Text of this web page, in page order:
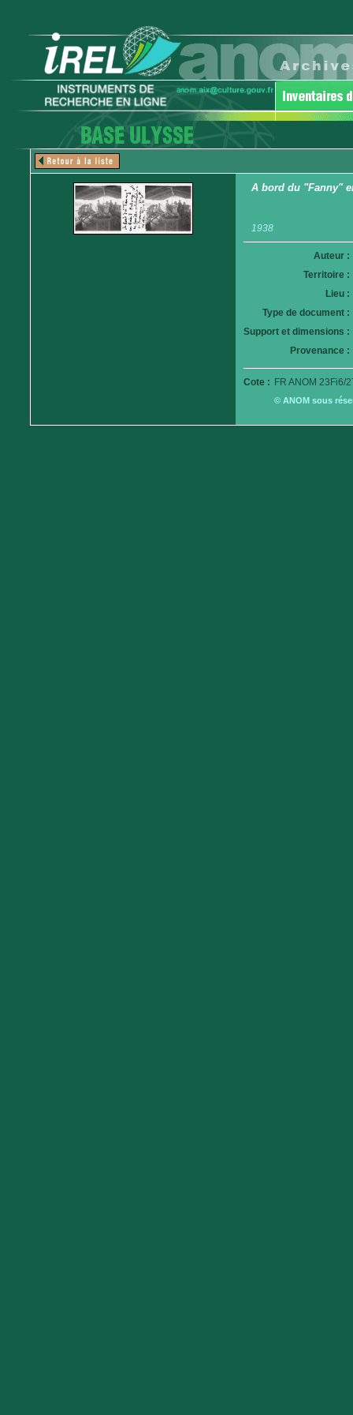
A bord du "Fanny"
1938
Auteur :
Territoire :
Lieu :
Type de document :
Support et dimensions :
Provenance :
Cote : FR ANOM 23Fi6/
© ANOM sous